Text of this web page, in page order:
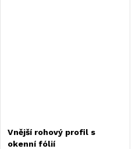
Vnější rohový profil s
okenní fólií